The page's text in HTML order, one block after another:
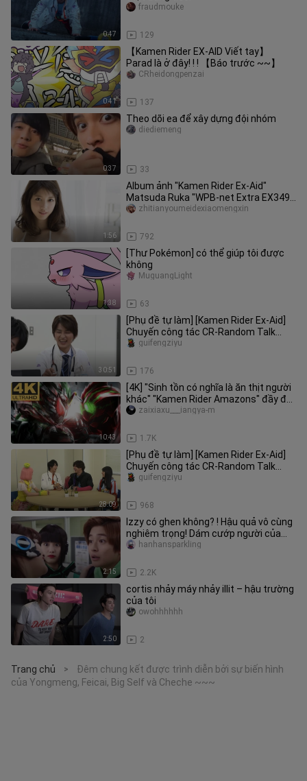
0:47 129
fraudmouke
0:41
【Kamen Rider EX-AID Viết tay】
Parad là ở đây! ! ! 【Báo trước ~~】
137
CRheidongpenzai
0:37
Theo dõi ea để xây dựng đội nhóm
33
diediemeng
1:56
Album ảnh "Kamen Rider Ex-Aid"
Matsuda Ruka "WPB-net Extra EX349"
2～Em là vợ anh túc của anh～
792
zhitianyoumeidexiaomengxin
1:38
[Thư Pokémon] có thể giúp tôi được
không
63
MuguangLight
30:51
[Phụ đề tự làm] [Kamen Rider Ex-Aid]
Chuyến công tác CR-Random Talk
Seminar/Phần 1-Phần xe gương
176
guifengziyu
10:43
[4K] "Sinh tồn có nghĩa là ăn thịt người
khác" "Kamen Rider Amazons" đầy đủ
chuyển đổi trên amazon +
1.7K
zaixiaxu___iangya-m
28:09
[Phụ đề tự làm] [Kamen Rider Ex-Aid]
Chuyến công tác CR-Random Talk
Seminar/Phần 3-Pani phần
968
guifengziyu
2:15
Izzy có ghen không? ! Hậu quả vô cùng
nghiêm trọng! Dám cướp người của
ta? !
2.2K
hanhansparkling
2:50
cortis nhảy máy nhảy illit – hậu trường
của tôi
2
owohhhhhh
Trang chủ >
Đêm chung kết được trình diễn bởi sự biến hình
của Yongmeng, Feicai, Big Self và Cheche ~~~